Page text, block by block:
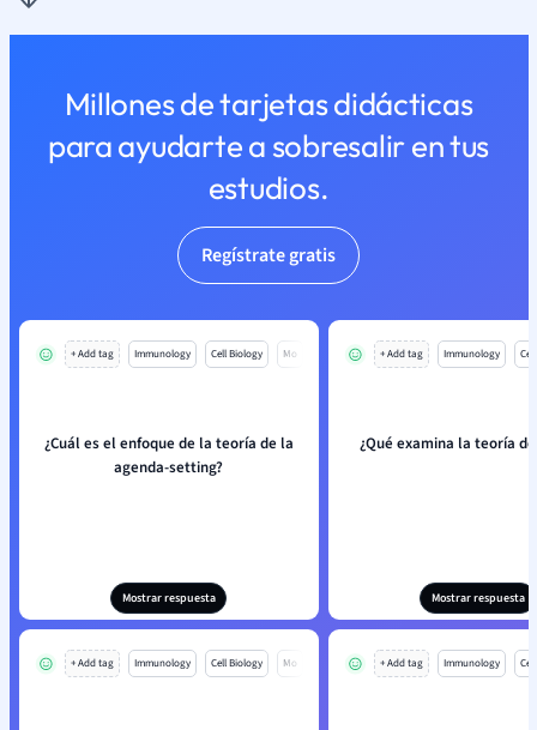
Millones de tarjetas didácticas
para ayudarte a sobresalir en tus
estudios.
Regístrate gratis
+ Add tag Immunology Cell Biology Mo
¿Cuál es el enfoque de la teoría de la
agenda-setting?
Mostrar respuesta
+ Add tag Immunology
¿Qué examina la teoría
Mostrar respuesta
+ Add tag Immunology Cell Biology Mo + Add tag Immunology